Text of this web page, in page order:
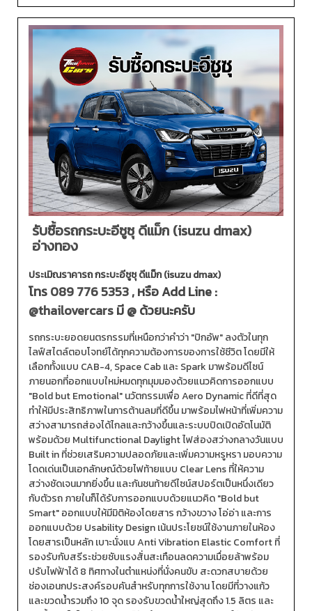
รับซื้อรถกระบะอีซูซุ ดีแม็ก (isuzu dmax)
อ่างทอง
ประเมิณราคารถ กระบะอีซูซุ ดีแม็ก (isuzu dmax)
โทร089 776 5353, หรือ Add Line :
@thailovercarsมี @ ด้วยนะครับ
รถกระบะยอดยนตรกรรมที่เหนือกว่าคำว่า "ปิกอัพ" ลงตัวในทุก
ไลฟ์สไตล์ตอบโจทย์ได้ทุกความต้องการของการใช้ชีวิต โดยมีให้
เลือกทั้งแบบ CAB-4, Space Cab และ Spark มาพร้อมดีไซน์
ภายนอกที่ออกแบบใหม่หมดทุกมุมมองด้วยแนวคิดการออกแบบ
"Bold but Emotional" นวัตกรรมเพื่อ Aero Dynamic ที่ดีที่สุด
ทำให้มีประสิทธิภาพในการต้านลมที่ดีขึ้น มาพร้อมไฟหน้าที่เพิ่มความ
สว่างสามารถส่องได้ไกลและกว้างขึ้นและระบบปิดเปิดอัตโนมัติ
พร้อมด้วย Multifunctional Daylight ไฟส่องสว่างกลางวันแบบ
Built in ที่ช่วยเสริมความปลอดภัยและเพิ่มความหรูหรา มอบความ
โดดเด่นเป็นเอกลักษณ์ด้วยไฟท้ายแบบ Clear Lens ที่ให้ความ
สว่างชัดเจนมากยิ่งขึ้น และกันชนท้ายดีไซน์สปอร์ตเป็นหนึ่งเดียว
กับตัวรถ ภายในก็ได้รับการออกแบบด้วยแนวคิด "Bold but
Smart" ออกแบบให้มีมิติห้องโดยสาร กว้างขวาง โอ่อ่า และการ
ออกแบบด้วย Usability Design เน้นประโยชน์ใช้งานภายในห้อง
โดยสารเป็นหลัก เบาะนั่งแบ Anti Vibration Elastic Comfort ที่
รองรับกับสรีระช่วยซับแรงสั่นสะเทือนลดความเมื่อยล้าพร้อม
ปรับไฟฟ้าได้ 8 ทิศทางในตำแหน่งที่นั่งคนขับ สะดวกสบายด้วย
ช่องเอนกประสงค์รอบคันสำหรับทุกการใช้งาน โดยมีที่วางแก้ว
และขวดน้ำรวมถึง 10 จุด รองรับขวดน้ำใหญ่สุดถึง 1.5 ลิตร และ